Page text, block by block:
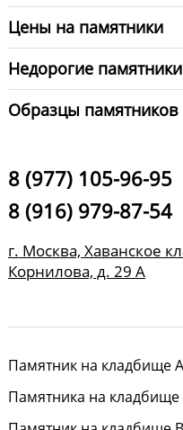
Цены на памятники
Недорогие памятники
Образцы памятников
8 (977) 105-96-95
8 (916) 979-87-54
г. Москва, Хаванское
Корнилова, д. 29 А
Памятник на кладбище
Памятника на кладбище